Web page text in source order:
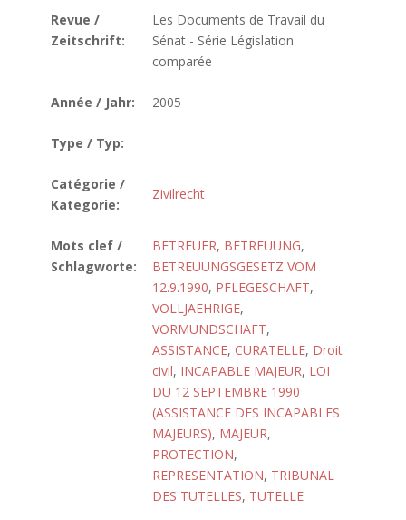
Revue /
Zeitschrift:
Les Documents de Travail du
Sénat - Série Législation
comparée
Année / Jahr: 2005
Type / Typ:
Catégorie /
Kategorie:
Zivilrecht
Mots clef /
Schlagworte:
BETREUER, BETREUUNG,
BETREUUNGSGESETZ VOM
12.9.1990, PFLEGESCHAFT,
VOLLJAEHRIGE,
VORMUNDSCHAFT,
ASSISTANCE, CURATELLE, Droit
civil, INCAPABLE MAJEUR, LOI
DU 12 SEPTEMBRE 1990
(ASSISTANCE DES INCAPABLES
MAJEURS), MAJEUR,
PROTECTION,
REPRESENTATION, TRIBUNAL
DES TUTELLES, TUTELLE